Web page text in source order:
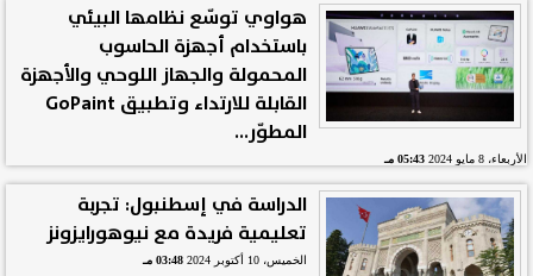
هواوي توسّع نظامها البيئي
باستخدام أجهزة الحاسوب
المحمولة والجهاز اللوحي والأجهزة
القابلة للارتداء وتطبيق GoPaint
المطوّر...
الأربعاء، 8 مايو 2024 05:43 مـ
الدراسة في إسطنبول: تجربة
تعليمية فريدة مع نيوهورايزونز
الخميس، 10 أكتوبر 2024 03:48 مـ